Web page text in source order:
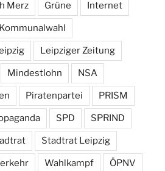
Merz Grüne Internet
Kommunalwahl
Leipziger Zeitung
Mindestlohn NSA
Piratenpartei PRISM
SPD SPRIND
Stadtrat Leipzig
Wahlkampf ÖPNV